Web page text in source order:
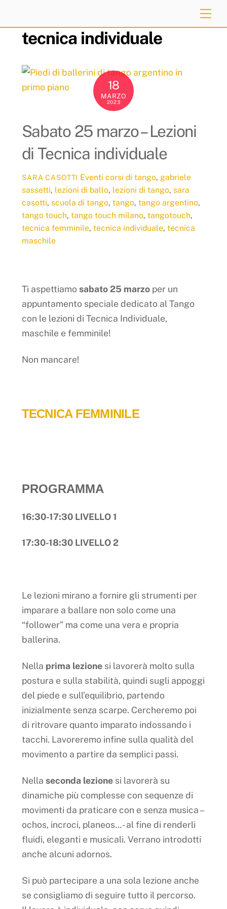
contenttecnica individuale
18
MARZO
2023
Sabato 25 marzo – Lezioni
di Tecnica individuale
SARA CASOTTI Eventi corsi di tango, gabriele
sassetti, lezioni di ballo, lezioni di tango, sara
casotti, scuola di tango, tango, tango argentino,
tango touch, tango touch milano, tangotouch,
tecnica femminile, tecnica individuale, tecnica
maschile
Ti aspettiamo sabato 25 marzoper un
appuntamento speciale dedicato al Tango
con le lezioni di Tecnica Individuale,
maschile e femminile!
Non mancare!
TECNICA FEMMINILE
PROGRAMMA
16:30-17:30 LIVELLO 1
17:30-18:30 LIVELLO 2
Le lezioni mirano a fornire gli strumenti per
imparare a ballare non solo come una
“follower” ma come una vera e propria
ballerina.
Nella prima lezionesi lavorerà molto sulla
postura e sulla stabilità, quindi sugli appoggi
del piede e sull’equilibrio, partendo
inizialmente senza scarpe. Cercheremo poi
di ritrovare quanto imparato indossando i
tacchi. Lavoreremo infine sulla qualità del
movimento a partire da semplici passi.
Nella seconda lezionesi lavorerà su
dinamiche più complesse con sequenze di
movimenti da praticare con e senza musica –
ochos, incroci, planeos…- al fine di renderli
fluidi, eleganti e musicali. Verrano introdotti
anche alcuni adornos.
Si può partecipare a una sola lezione anche
se consigliamo di seguire tutto il percorso.